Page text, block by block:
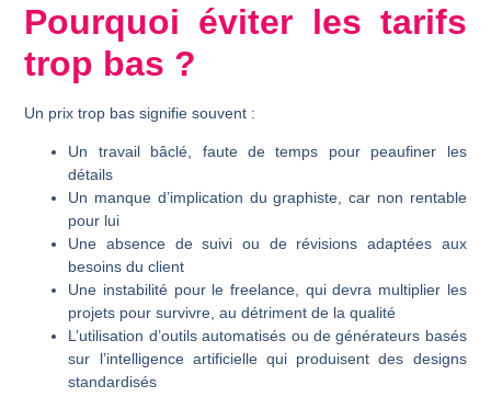
Pourquoi éviter les tarifs
trop bas ?
Un prix trop bas signifie souvent :
Un travail bâclé, faute de temps pour peaufiner les
détails
Un manque d’implication du graphiste, car non rentable
pour lui
Une absence de suivi ou de révisions adaptées aux
besoins du client
Une instabilité pour le freelance, qui devra multiplier les
projets pour survivre, au détriment de la qualité
L’utilisation d’outils automatisés ou de générateurs basés
sur l’intelligence artificielle qui produisent des designs
standardisés